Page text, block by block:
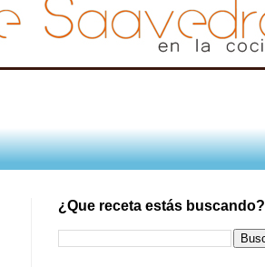
¿Que receta estás buscando?